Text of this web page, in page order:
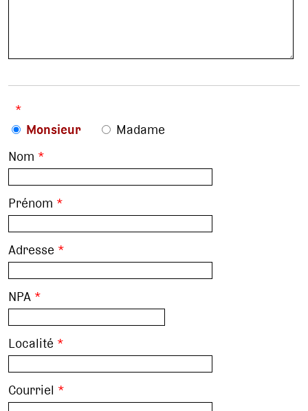
*
Monsieur
Madame
Nom *
Prénom *
Adresse *
NPA *
Localité *
Courriel *